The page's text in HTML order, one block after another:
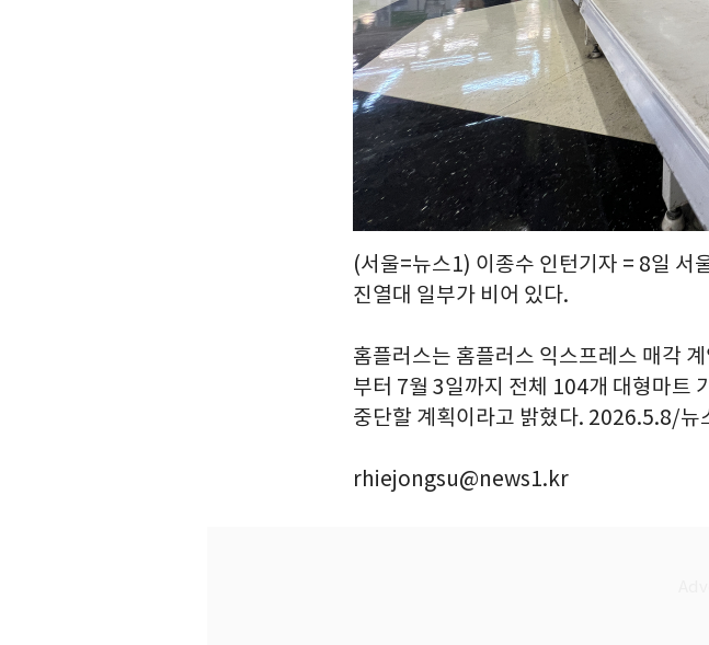
(서울=뉴스1) 이종수 인턴기자 = 8일 서
진열대 일부가 비어 있다.
홈플러스는 홈플러스 익스프레스 매각
부터 7월 3일까지 전체 104개 대형마트
중단할 계획이라고 밝혔다. 2026.5.8/뉴
rhiejongsu@news1.kr